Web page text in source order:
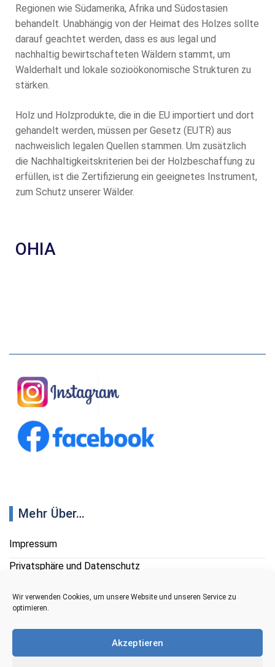
Wir verwenden Cookies, um unsere Website und unseren Service zu
optimieren.
Akzeptieren
Regionen wie Südamerika, Afrika und Südostasien
behandelt. Unabhängig von der Heimat des Holzes sollte
darauf geachtet werden, dass es aus legal und
nachhaltig bewirtschafteten Wäldern stammt, um
Walderhalt und lokale sozioökonomische Strukturen zu
stärken.
Holz und Holzprodukte, die in die EU importiert und dort
gehandelt werden, müssen per Gesetz (EUTR) aus
nachweislich legalen Quellen stammen. Um zusätzlich
die Nachhaltigkeitskriterien bei der Holzbeschaffung zu
erfüllen, ist die Zertifizierung ein geeignetes Instrument,
zum Schutz unserer Wälder.
OHIA
Mehr Über…
Impressum
Privatsphäre und Datenschutz